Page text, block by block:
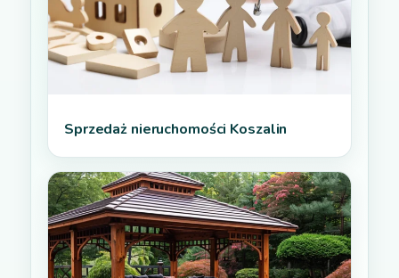
Sprzedaż nieruchomości Koszalin